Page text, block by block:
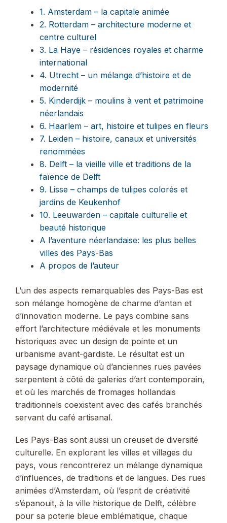
1. Amsterdam – la capitale animée
2. Rotterdam – architecture moderne et
centre culturel
3. La Haye – résidences royales et charme
international
4. Utrecht – un mélange d’histoire et de
modernité
5. Kinderdijk – moulins à vent et patrimoine
néerlandais
6. Haarlem – art, histoire et tulipes en fleurs
7. Leiden – histoire, canaux et universités
renommées
8. Delft – la vieille ville et traditions de la
faïence de Delft
9. Lisse – champs de tulipes colorés et
jardins de Keukenhof
10. Leeuwarden – capitale culturelle et
beauté historique
A l’aventure néerlandaise: les plus belles
villes des Pays-Bas
A propos de l’auteur
L’un des aspects remarquables des Pays-Bas est
son mélange homogène de charme d’antan et
d’innovation moderne. Le pays combine sans
effort l’architecture médiévale et les monuments
historiques avec un design de pointe et un
urbanisme avant-gardiste. Le résultat est un
paysage dynamique où d’anciennes rues pavées
serpentent à côté de galeries d’art contemporain,
et où les marchés de fromages hollandais
traditionnels coexistent avec des cafés branchés
servant du café artisanal.
Les Pays-Bas sont aussi un creuset de diversité
culturelle. En explorant les villes et villages du
pays, vous rencontrerez un mélange dynamique
d’influences, de traditions et de langues. Des rues
animées d’Amsterdam, où l’esprit de créativité
s’épanouit, à la ville historique de Delft, célèbre
pour sa poterie bleue emblématique, chaque